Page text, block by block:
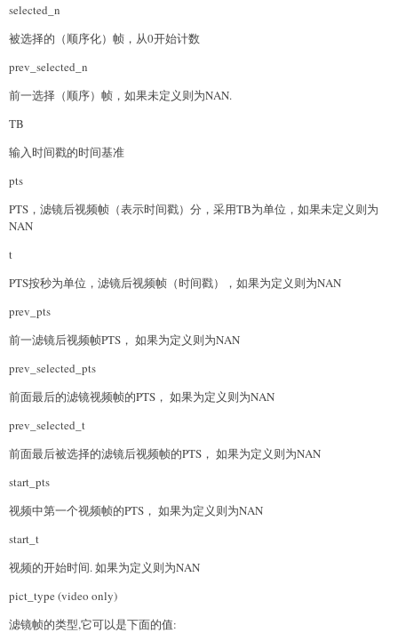
selected_n
被选择的（顺序化）帧，从0开始计数
prev_selected_n
前一选择（顺序）帧，如果未定义则为NAN.
TB
输入时间戳的时间基准
pts
PTS，滤镜后视频帧（表示时间戳）分，采用TB为单位，如果未定义则为
NAN
t
PTS按秒为单位，滤镜后视频帧（时间戳），如果为定义则为NAN
prev_pts
前一滤镜后视频帧PTS， 如果为定义则为NAN
prev_selected_pts
前面最后的滤镜视频帧的PTS， 如果为定义则为NAN
prev_selected_t
前面最后被选择的滤镜后视频帧的PTS， 如果为定义则为NAN
start_pts
视频中第一个视频帧的PTS， 如果为定义则为NAN
start_t
视频的开始时间. 如果为定义则为NAN
pict_type (video only)
滤镜帧的类型,它可以是下面的值: